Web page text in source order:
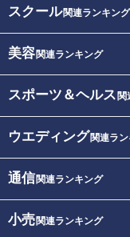
スクール関連ランキング
美容関連ランキング
スポーツ＆ヘルス 関
ウエディング関連ラ
通信関連ランキング
小売関連ランキング